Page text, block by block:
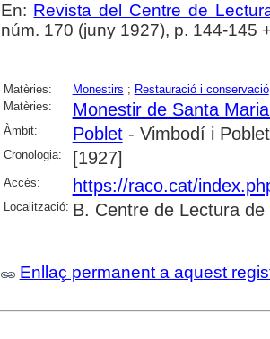
En: Revista del Centre de
núm. 170 (juny 1927), p. 144-145
Matèries: Monestirs ; Restauració i conservació
Matèries:
Monestir de Santa
Àmbit: Poblet- Vimbodí i Poblet
Cronologia: [1927]
Accés: https://raco.cat/
Localització: B. Centre de Lectura de
Enllaç permanent a aquest